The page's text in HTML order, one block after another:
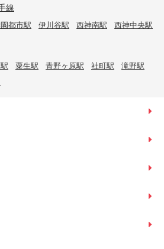
線
都市駅 伊川谷駅 西神南駅 西神中央駅
粟生駅 青野ヶ原駅 社町駅
滝野駅